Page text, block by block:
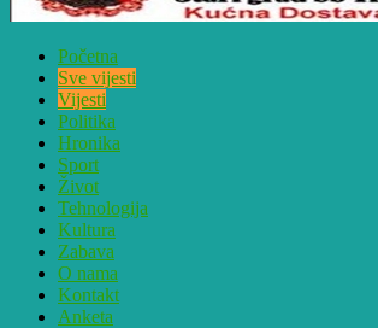
Početna
Sve vijesti
Vijesti
Politika
Hronika
Sport
Život
Tehnologija
Kultura
Zabava
O nama
Kontakt
Anketa